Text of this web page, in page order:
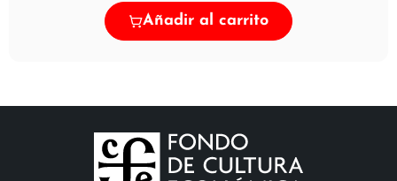
Añadir al carrito